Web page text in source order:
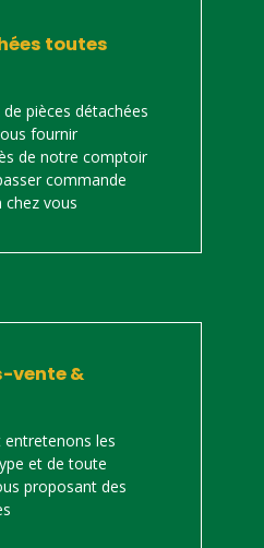
toutes
pièces détachées
fournir
de notre comptoir
commande
chez vous
vente &
les
et de toute
proposant des